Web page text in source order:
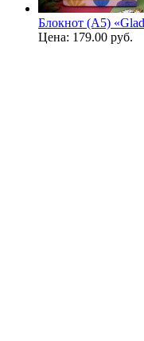
Блокнот (А5)
Цена: 179.00 руб.